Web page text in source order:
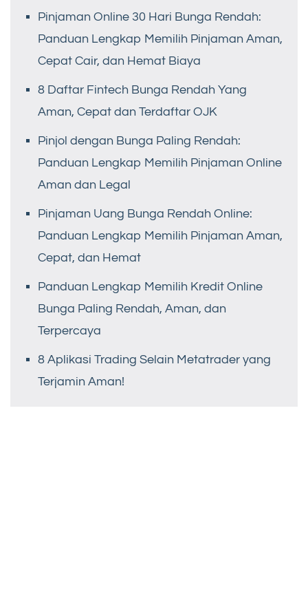
Pinjaman Online 30 Hari Bunga Rendah:
Panduan Lengkap Memilih Pinjaman Aman,
Cepat Cair, dan Hemat Biaya
8 Daftar Fintech Bunga Rendah Yang
Aman, Cepat dan Terdaftar OJK
Pinjol dengan Bunga Paling Rendah:
Panduan Lengkap Memilih Pinjaman Online
Aman dan Legal
Pinjaman Uang Bunga Rendah Online:
Panduan Lengkap Memilih Pinjaman Aman,
Cepat, dan Hemat
Panduan Lengkap Memilih Kredit Online
Bunga Paling Rendah, Aman, dan
Terpercaya
8 Aplikasi Trading Selain Metatrader yang
Terjamin Aman!